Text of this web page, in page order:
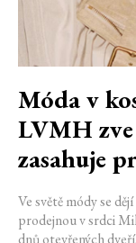
Móda v
LVMH
zasahuje
Ve světě módy se
prodejnou v srdci
dnů otevřených